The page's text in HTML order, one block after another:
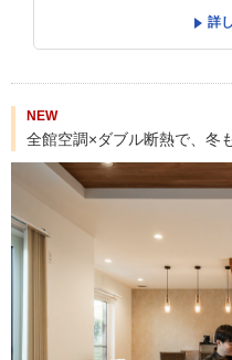
詳
NEW
全館空調×ダブル断熱で、冬